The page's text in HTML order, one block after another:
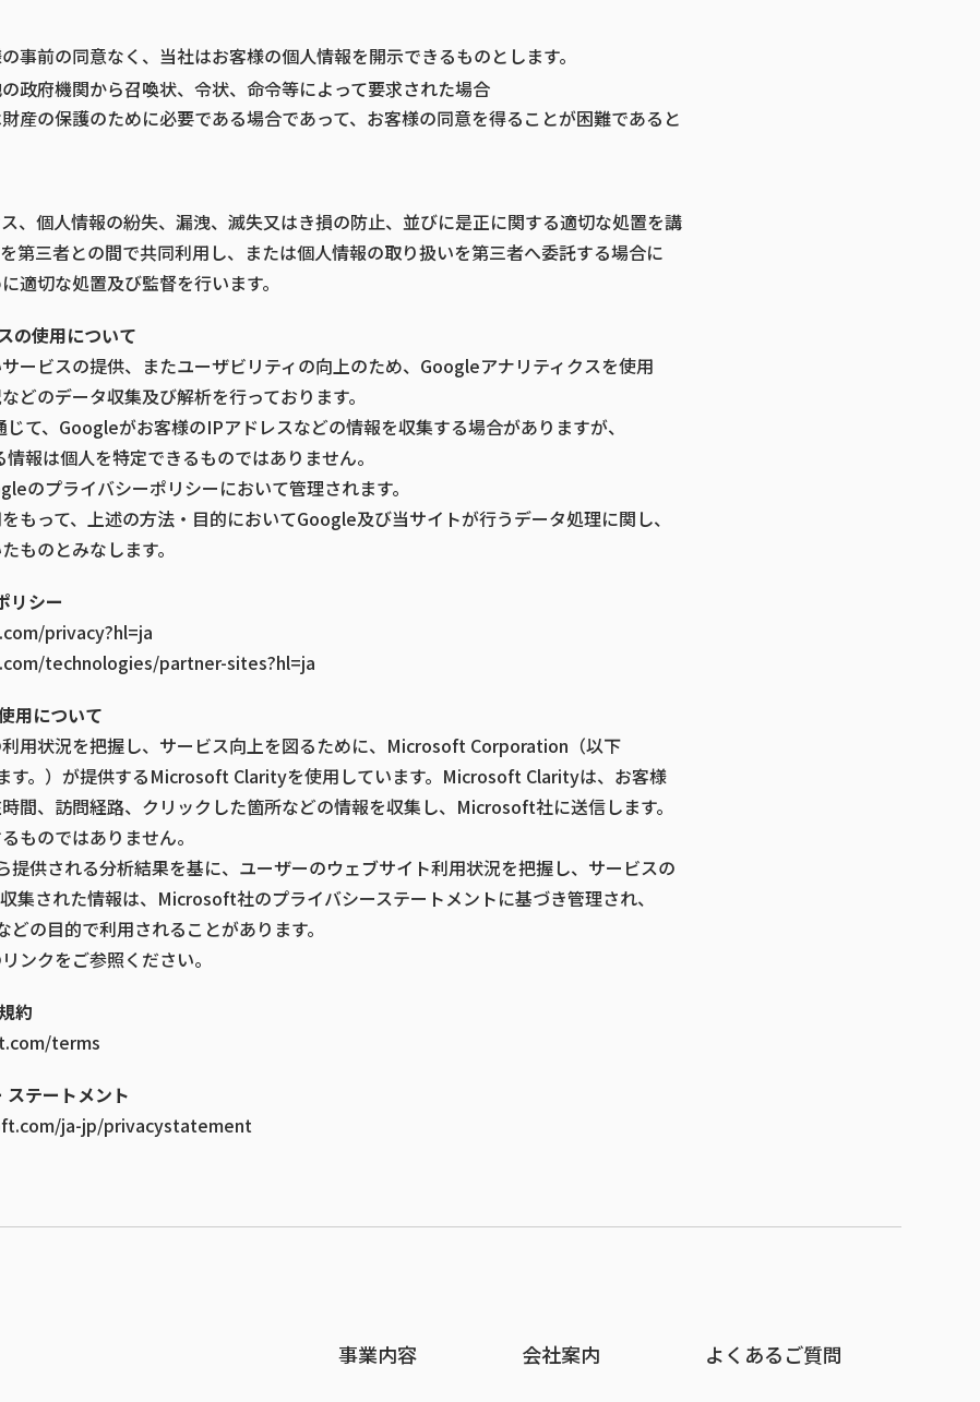
事前の同意なく、当社はお客様の個人情報を開示できるものとします。
政府機関から召喚状、令状、命令等によって要求された場合
産の保護のために必要である場合であって、お客様の同意を得ることが困難であると
、個人情報の紛失、漏洩、滅失又はき損の防止、並びに是正に関する適切な処置を講
第三者との間で共同利用し、または個人情報の取り扱いを第三者へ委託する場合に
適切な処置及び監督を行います。
の使用について
ービスの提供、またユーザビリティの向上のため、Googleアナリティクスを使用
どのデータ収集及び解析を行っております。
て、Googleがお客様のIPアドレスなどの情報を収集する場合がありますが、
報は個人を特定できるものではありません。
のプライバシーポリシーにおいて管理されます。
もって、上述の方法・目的においてGoogle及び当サイトが行うデータ処理に関し、
ものとみなします。
リシー
privacy?hl=ja
technologies/partner-sites?hl=ja
について
用状況を把握し、サービス向上を図るために、Microsoft Corporation（以下
す。）が提供するMicrosoft Clarityを使用しています。Microsoft Clarityは、お客様
間、訪問経路、クリックした箇所などの情報を収集し、Microsoft社に送信します。
ものではありません。
供される分析結果を基に、ユーザーのウェブサイト利用状況を把握し、サービスの
集された情報は、Microsoft社のプライバシーステートメントに基づき管理され、
の目的で利用されることがあります。
ンクをご参照ください。
約
terms
テートメント
ja-jp/privacystatement
事業内容
会社案内
よくあるご質問